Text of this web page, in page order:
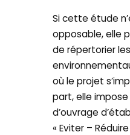
Si cette étude
opposable, elle
de répertorier
où le projet
part, elle
d’ouvrage
« Eviter –